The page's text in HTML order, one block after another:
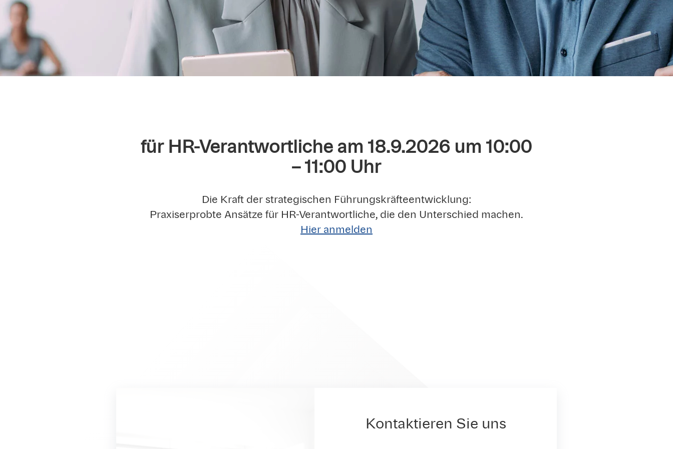
für HR-Verantwortliche am 18.9.2026 um 10:00
– 11:00 Uhr
Die Kraft der strategischen Führungskräfteentwicklung:
Praxiserprobte Ansätze für HR-Verantwortliche, die den Unterschied machen.
Hier anmelden
Kontaktieren Sie uns